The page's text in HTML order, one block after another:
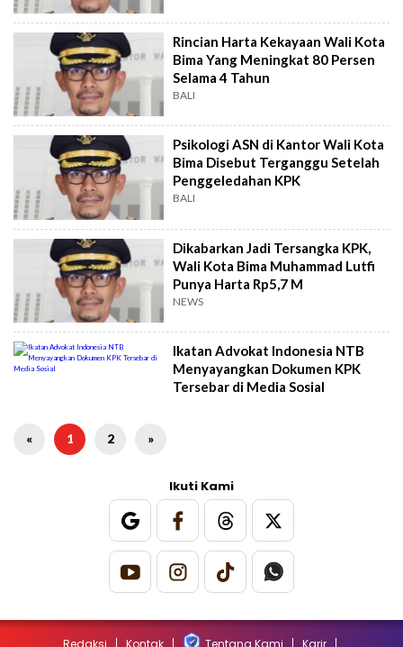
Rincian Harta Kekayaan Wali Kota
Bima Yang Meningkat 80 Persen
Selama 4 Tahun
BALI
Psikologi ASN di Kantor Wali Kota
Bima Disebut Terganggu Setelah
Penggeledahan KPK
BALI
Dikabarkan Jadi Tersangka KPK,
Wali Kota Bima Muhammad Lutfi
Punya Harta Rp5,7 M
NEWS
Ikatan Advokat Indonesia NTB
Menyayangkan Dokumen KPK
Tersebar di Media Sosial
« 1 2 »
Ikuti Kami
Redaksi Kontak Tentang Kami Karir